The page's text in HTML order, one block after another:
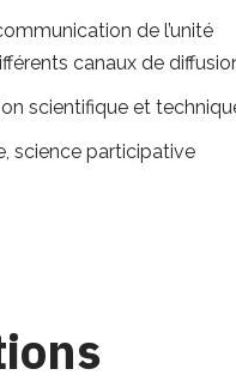
de l’unité
canaux de
scientifique et
science participative